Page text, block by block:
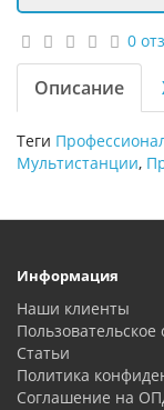
0
Описание
Теги
Мультистанции,
Информация
Наши клиенты
Статьи
Политика
Соглашение на